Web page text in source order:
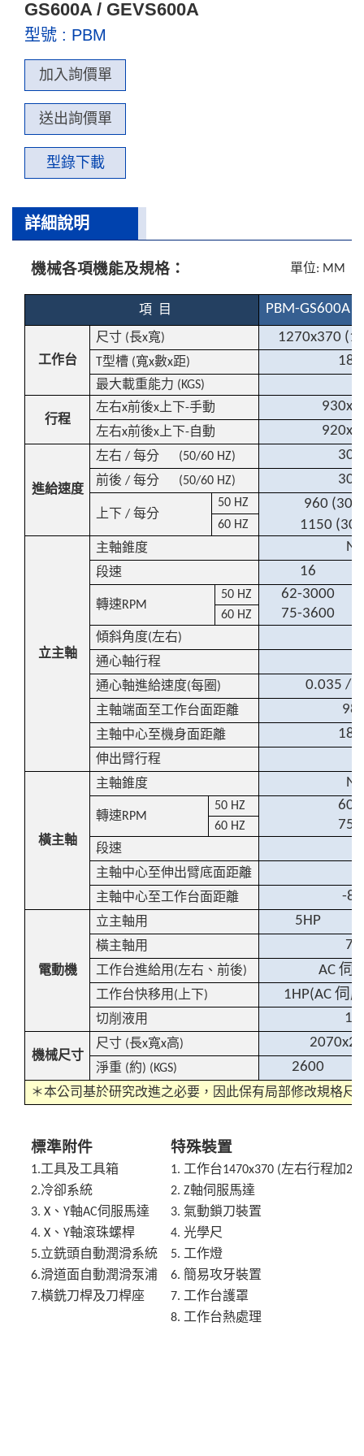
GS600A / GEVS600A
型號 : PBM
加入詢價單
送出詢價單
型錄下載
詳細說明
機械各項機能及規格： 單位: MM
項 目 PBM-GS600A
工作台
尺寸 (長x寬) 1270x370
T型槽 (寬x數x距)
最大載重能力 (KGS)
行程
左右x前後x 上下-手動
左右x前後x 上下-自動
進給速度
左右 /每分 (50/60 HZ) 30-
前後 /每分 (50/60 HZ) 30-
上下 /每分
50 HZ
960 (30-
1150
60 HZ
立主軸
主軸錐度
段速 16
轉速RPM
50 HZ
62-3000
75-3600
60 HZ
傾斜角度(左右)
通心軸行程
通心軸進給速度(每圈 ) 0.035 /
主軸端面至工作台面距離
主軸中心至機身面距離
伸出臂行程
橫主軸
主軸錐度
轉速RPM
50 HZ
60-
75-
60 HZ
段速
主軸中心至伸出臂底面距離
主軸中心至工作台面距離 -
電動機
立主軸用 5HP
橫主軸用
工作台進給用 (左右、前後) AC 伺
工作台快移用 ( 上下) 1HP(AC 伺
切削液用 1/
機械尺寸
尺寸 (長x寬x高)
淨重 (約) (KGS) 2600
＊本公司基於研究改進之必要，因此保有局部修改規格尺
標準附件 特殊裝置
1.工具及工具箱 1.工作台1470x370 (左右行程加
2.冷卻系統 2. Z軸伺服馬達
3. X 、Y軸AC伺服馬達 3.氣動鎖刀裝置
4. X 、Y軸滾珠螺桿 4.光學尺
5.立銑頭自動潤滑系統 5.工作燈
6.滑道面自動潤滑泵浦 6. 簡易攻牙裝置
7.橫銑刀桿及刀桿座 7.工作台護罩
8.工作台熱處理